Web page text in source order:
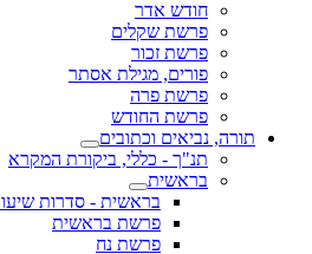
חודש אדר
פרשת שקלים
פרשת זכור
פורים, מגילת אסתר
פרשת פרה
פרשת החודש
תורה, נביאים וכתובים
תנ"ך - כללי, ביקורת המקרא
בראשית
בראשית - סדרות
פרשת בראשית
פרשת נח